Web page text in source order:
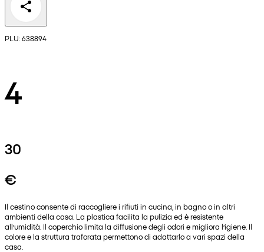
PLU: 638894
4
30
€
Il cestino consente di raccogliere i rifiuti in cucina, in bagno o in altri
ambienti della casa. La plastica facilita la pulizia ed è resistente
all’umidità. Il coperchio limita la diffusione degli odori e migliora l’igiene. Il
colore e la struttura traforata permettono di adattarlo a vari spazi della
casa.